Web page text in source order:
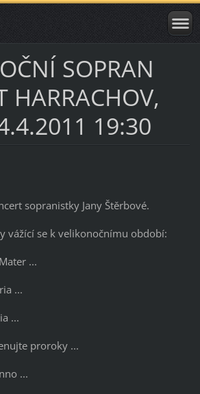
SOPRAN
HARRACHOV,
19:30
sopranistky Jany Štěrbové.
vážící se k velikonočnímu období:
...
...
...
proroky ...
...